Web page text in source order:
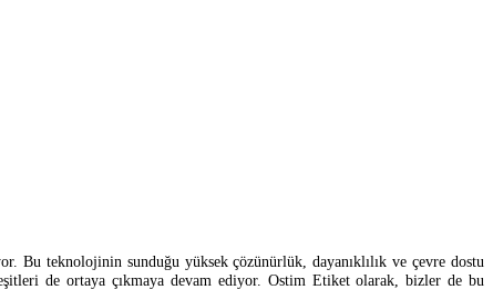
Bu teknolojinin sunduğu yüksek çözünürlük, dayanıklılık ve çevre dostu
de ortaya çıkmaya devam ediyor. Ostim Etiket olarak, bizler de bu